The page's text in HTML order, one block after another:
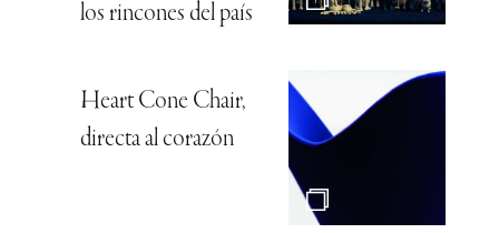
los rincones del país
Heart Cone Chair,
directa al corazón